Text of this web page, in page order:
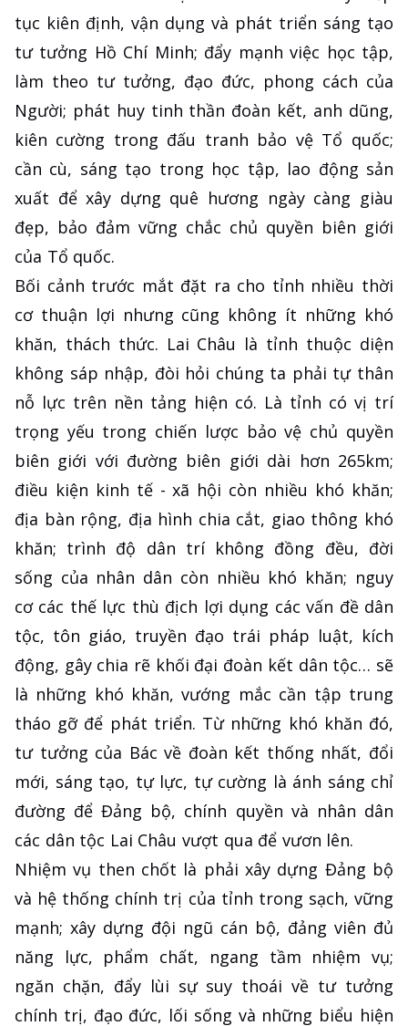
tục kiên định, vận dụng và phát triển sáng tạo
tư tưởng Hồ Chí Minh; đẩy mạnh việc học tập,
làm theo tư tưởng, đạo đức, phong cách của
Người; phát huy tinh thần đoàn kết, anh dũng,
kiên cường trong đấu tranh bảo vệ Tổ quốc;
cần cù, sáng tạo trong học tập, lao động sản
xuất để xây dựng quê hương ngày càng giàu
đẹp, bảo đảm vững chắc chủ quyền biên giới
của Tổ quốc.
Bối cảnh trước mắt đặt ra cho tỉnh nhiều thời
cơ thuận lợi nhưng cũng không ít những khó
khăn, thách thức. Lai Châu là tỉnh thuộc diện
không sáp nhập, đòi hỏi chúng ta phải tự thân
nỗ lực trên nền tảng hiện có. Là tỉnh có vị trí
trọng yếu trong chiến lược bảo vệ chủ quyền
biên giới với đường biên giới dài hơn 265km;
điều kiện kinh tế - xã hội còn nhiều khó khăn;
địa bàn rộng, địa hình chia cắt, giao thông khó
khăn; trình độ dân trí không đồng đều, đời
sống của nhân dân còn nhiều khó khăn; nguy
cơ các thế lực thù địch lợi dụng các vấn đề dân
tộc, tôn giáo, truyền đạo trái pháp luật, kích
động, gây chia rẽ khối đại đoàn kết dân tộc… sẽ
là những khó khăn, vướng mắc cần tập trung
tháo gỡ để phát triển. Từ những khó khăn đó,
tư tưởng của Bác về đoàn kết thống nhất, đổi
mới, sáng tạo, tự lực, tự cường là ánh sáng chỉ
đường để Đảng bộ, chính quyền và nhân dân
các dân tộc Lai Châu vượt qua để vươn lên.
Nhiệm vụ then chốt là phải xây dựng Đảng bộ
và hệ thống chính trị của tỉnh trong sạch, vững
mạnh; xây dựng đội ngũ cán bộ, đảng viên đủ
năng lực, phẩm chất, ngang tầm nhiệm vụ;
ngăn chặn, đẩy lùi sự suy thoái về tư tưởng
chính trị, đạo đức, lối sống và những biểu hiện